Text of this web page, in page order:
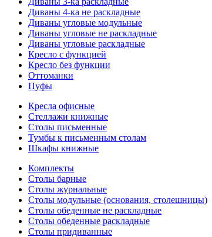
Диваны 4-ка не раскладные
Диваны угловые модульные
Диваны угловые не раскладные
Диваны угловые раскладные
Кресло с функцией
Кресло без функции
Оттоманки
Пуфы
Кресла офисные
Стеллажи книжные
Столы письменные
Тумбы к письменным столам
Шкафы книжные
Комплекты
Столы барные
Столы журнальные
Столы модульные (основания, столешницы)
Столы обеденные не раскладные
Столы обеденные раскладные
Столы придиванные